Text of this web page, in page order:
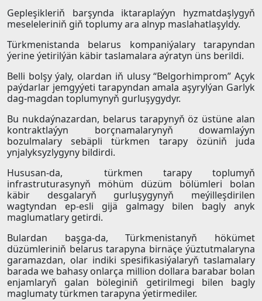
Gepleşikleriň barşynda iktaraplaýyn hyzmatdaşlygyň
meseleleriniň giň toplumy ara alnyp maslahatlaşyldy.
Türkmenistanda belarus kompaniýalary tarapyndan
ýerine ýetirilýän käbir taslamalara aýratyn üns berildi.
Belli bolşy ýaly, olardan iň ulusy “Belgorhimprom” Açyk
paýdarlar jemgyýeti tarapyndan amala aşyrylýan Garlyk
dag-magdan toplumynyň gurluşygydyr.
Bu nukdaýnazardan, belarus tarapynyň öz üstüne alan
kontraktlaýyn borçnamalarynyň dowamlaýyn
bozulmalary sebäpli türkmen tarapy özüniň juda
ynjalyksyzlygyny bildirdi.
Hususan-da, türkmen tarapy toplumyň
infrastruturasynyň möhüm düzüm bölümleri bolan
käbir desgalaryň gurluşygynyň meýilleşdirilen
wagtyndan ep-esli gijä galmagy bilen bagly anyk
maglumatlary getirdi.
Bulardan başga-da, Türkmenistanyň hökümet
düzümleriniň belarus tarapyna birnäçe ýüztutmalaryna
garamazdan, olar indiki spesifikasiýalaryň taslamalary
barada we bahasy onlarça million dollara barabar bolan
enjamlaryň galan böleginiň getirilmegi bilen bagly
maglumaty türkmen tarapyna ýetirmediler.